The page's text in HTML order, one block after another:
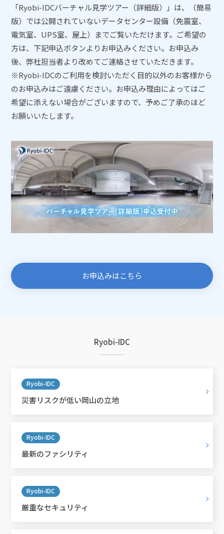
「Ryobi-IDCバーチャル見学ツアー（詳細版）」は、（簡易
版）では公開されていないデータセンター設備（免震室、
電気室、UPS室、屋上）までご覧いただけます。ご希望の
方は、下記申込ボタンよりお申込みください。お申込み
後、弊社担当者より改めてご連絡させていただきます。
※Ryobi-IDCのご利用を検討いただく目的以外のお客様から
のお申込みはご遠慮ください。お申込み理由によってはご
希望に添えない場合がございますので、予めご了承のほど
お願いいたします。
お申込みはこちら
Ryobi-IDC
Ryobi-IDC
災害リスクが低い岡山の立地
Ryobi-IDC
最新のファシリティ
Ryobi-IDC
厳重なセキュリティ